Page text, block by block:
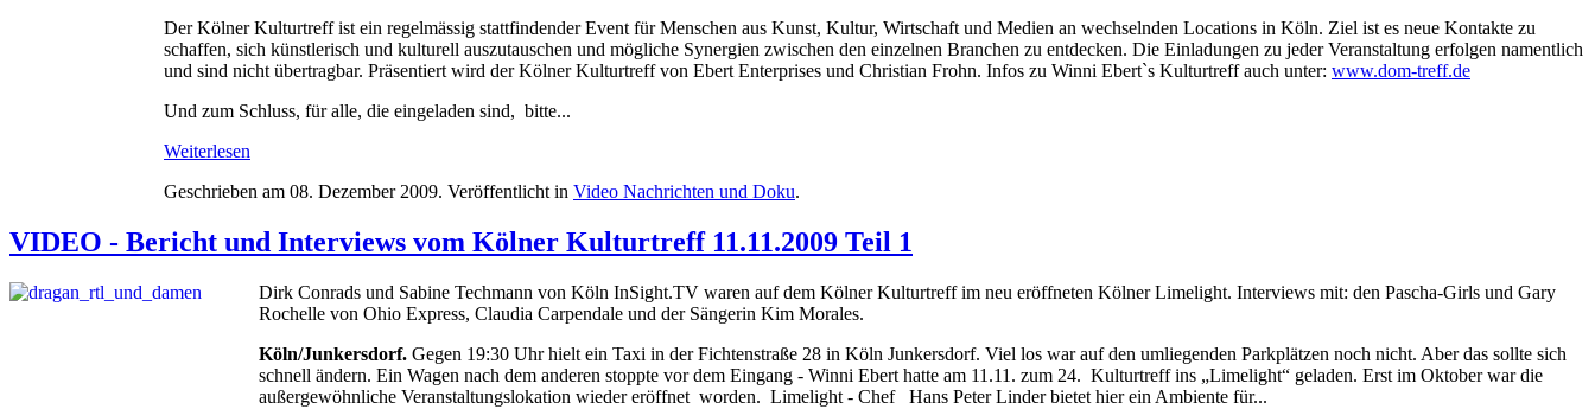
Der Kölner Kulturtreff ist ein regelmässig stattfindender Event für Menschen aus Kunst, Kultur, Wirtschaft und Medien an wechselnden Locations in Köln. Ziel ist es neue Kontakte zu
schaffen, sich künstlerisch und kulturell auszutauschen und mögliche Synergien zwischen den einzelnen Branchen zu entdecken. Die Einladungen zu jeder Veranstaltung erfolgen namentlich
und sind nicht übertragbar. Präsentiert wird der Kölner Kulturtreff von Ebert Enterprises und Christian Frohn. Infos zu Winni Ebert`s Kulturtreff auch unter: www.dom-treff.de
Und zum Schluss, für alle, die eingeladen sind, bitte...
Weiterlesen
Geschrieben am 08. Dezember 2009. Veröffentlicht in Video Nachrichten und Doku.
VIDEO - Bericht und Interviews vom Kölner Kulturtreff 11.11.2009 Teil 1
Dirk Conrads und Sabine Techmann von Köln InSight.TV waren auf dem Kölner Kulturtreff im neu eröffneten Kölner Limelight. Interviews mit: den Pascha-Girls und Gary
Rochelle von Ohio Express, Claudia Carpendale und der Sängerin Kim Morales.
Köln/Junkersdorf. Gegen 19:30 Uhr hielt ein Taxi in der Fichtenstraße 28 in Köln Junkersdorf. Viel los war auf den umliegenden Parkplätzen noch nicht. Aber das sollte sich
schnell ändern. Ein Wagen nach dem anderen stoppte vor dem Eingang - Winni Ebert hatte am 11.11. zum 24. Kulturtreff ins „Limelight“ geladen. Erst im Oktober war die
außergewöhnliche Veranstaltungslokation wieder eröffnet worden. Limelight - Chef Hans Peter Linder bietet hier ein Ambiente für...